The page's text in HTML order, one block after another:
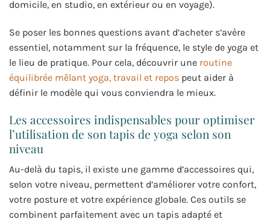
domicile, en studio, en extérieur ou en voyage).
Se poser les bonnes questions avant d’acheter s’avère
essentiel, notamment sur la fréquence, le style de yoga et
le lieu de pratique. Pour cela, découvrir une routine
équilibrée mêlant yoga, travail et repos peut aider à
définir le modèle qui vous conviendra le mieux.
Les accessoires indispensables pour optimiser
l’utilisation de son tapis de yoga selon son
niveau
Au-delà du tapis, il existe une gamme d’accessoires qui,
selon votre niveau, permettent d’améliorer votre confort,
votre posture et votre expérience globale. Ces outils se
combinent parfaitement avec un tapis adapté et